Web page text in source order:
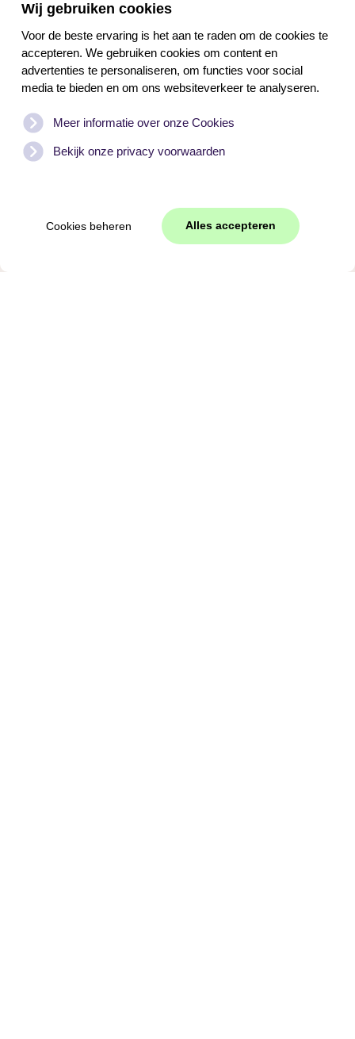
Wij gebruiken cookies
Voor de beste ervaring is het aan te raden om de cookies te
accepteren. We gebruiken cookies om content en
advertenties te personaliseren, om functies voor social
media te bieden en om ons websiteverkeer te analyseren.
Meer informatie over onze Cookies
Bekijk onze privacy voorwaarden
Cookies beheren Alles accepteren
toezichthouder, de Autoriteit Persoonsgegevens. Dat
kan via de volgende
https://autoriteitpersoonsgegevens.nl/nl/contact-
met-de-autoriteit-persoonsgegevens/tip-ons
Hoe wij persoonsgegevens
beveiligen
Aldubo neemt de bescherming van uw gegevens
openbaarmaking en ongeoorloofde wijziging tegen te
gaan. Als u de indruk heeft dat uw gegevens niet goed